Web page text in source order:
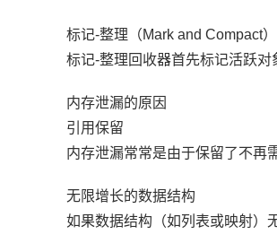
标记-整理（Mark and Compact
标记-整理回收器首先标记活跃
内存泄漏的原因
引用保留
内存泄漏常常是由于保留了不再
无限增长的数据结构
如果数据结构（如列表或映射）